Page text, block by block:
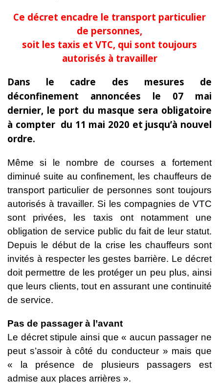
Ce décret encadre le transport particulier
de personnes,
soit les taxis et VTC, qui sont toujours
autorisés à travailler
Dans le cadre des mesures de
déconfinement annoncées le 07 mai
dernier, le port du masque sera obligatoire
à compter du 11 mai 2020 et jusqu’à nouvel
ordre.
Même si le nombre de courses a fortement
diminué suite au confinement, les chauffeurs de
transport particulier de personnes sont toujours
autorisés à travailler. Si les compagnies de VTC
sont privées, les taxis ont notamment une
obligation de service public du fait de leur statut.
Depuis le début de la crise les chauffeurs sont
invités à respecter les gestes barrière. Le décret
doit permettre de les protéger un peu plus, ainsi
que leurs clients, tout en assurant une continuité
de service.
Pas de passager à l’avant
Le décret stipule ainsi que « aucun passager ne
peut s’assoir à côté du conducteur » mais que
« la présence de plusieurs passagers est
admise aux places arrières ».